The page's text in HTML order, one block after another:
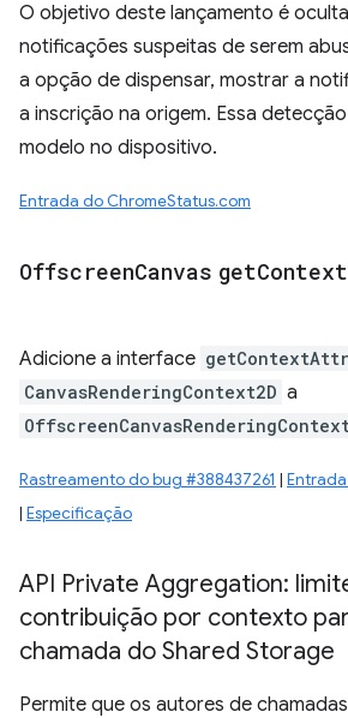
O objetivo deste lançamento é
notificações suspeitas de serem
a opção de dispensar, mostrar a
a inscrição na origem. Essa
modelo no dispositivo.
Entrada do ChromeStatus.com
OffscreenCanvas getContext
Adicione a interface
CanvasRenderingContext2D a
Rastreamento do bug #388437261 |
| Especificação
API Private Aggregation:
contribuição por contexto
chamada do Shared Storage
Permite que os autores de